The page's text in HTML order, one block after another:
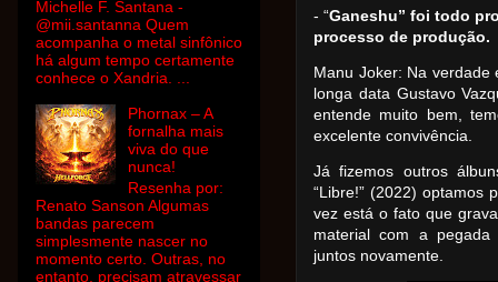
- “Ganeshu” foi todo
processo de produção.
Manu Joker: Na verdade
longa data Gustavo
entende muito bem,
excelente convivência.
Já fizemos outros
“Libre!” (2022) optamos
vez está o fato que
material com a pegada
juntos novamente.
Michelle F. Santana -
@mii.santanna Quem
acompanha o metal sinfônico
há algum tempo certamente
conhece o Xandria. ...
Phornax – A
fornalha mais
viva do que
nunca!
Resenha por:
Renato Sanson Algumas
bandas parecem
simplesmente nascer no
momento certo. Outras, no
entanto, precisam atravessar